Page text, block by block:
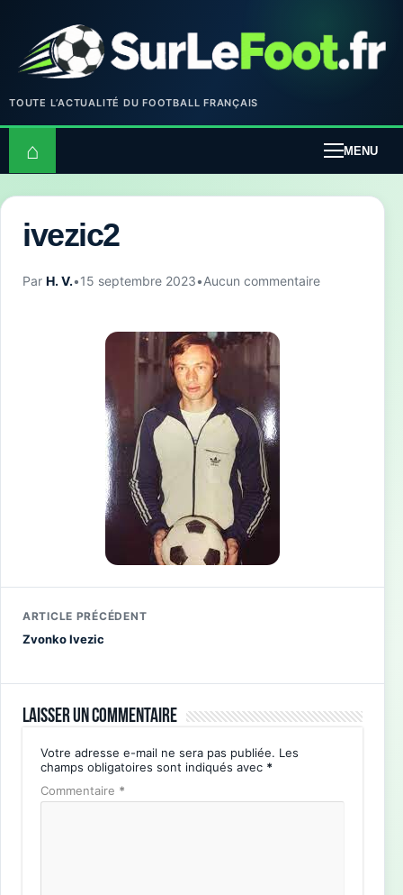
TOUTE L’ACTUALITÉ DU FOOTBALL FRANÇAIS
⌂ MENU
ivezic2
Par H. V.•15 septembre 2023•Aucun commentaire
ARTICLE PRÉCÉDENT
Zvonko Ivezic
Laisser un commentaire
Votre adresse e-mail ne sera pas publiée. Les
champs obligatoires sont indiqués avec *
Commentaire *